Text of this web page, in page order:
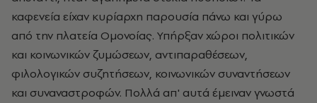
καφενεία είχαν κυρίαρχη παρουσία πάνω και γύρω
από την πλατεία Ομονοίας. Υπήρξαν χώροι πολιτικών
και κοινωνικών ζυμώσεων, αντιπαραθέσεων,
φιλολογικών συζητήσεων, κοινωνικών συναντήσεων
και συναναστροφών. Πολλά απ' αυτά έμειναν γνωστά